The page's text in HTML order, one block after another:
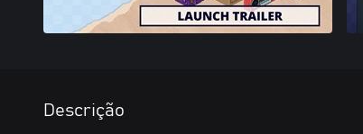
Descrição